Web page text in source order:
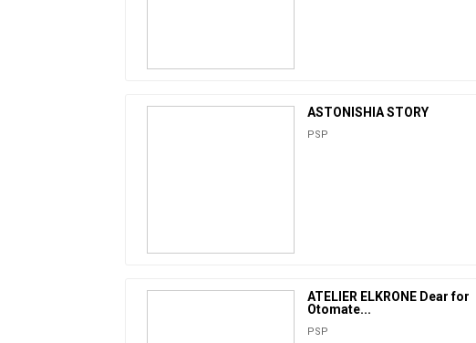
ASTONISHIA STORY
PSP
ATELIER ELKRONE Dear for
Otomate...
PSP